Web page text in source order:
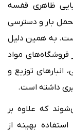
ظاهری قفسه
بار و دسترسی
است. به همین دلیل
مواد
انبارهای توزیع و
داشته است.
که علاوه بر
بهینه از